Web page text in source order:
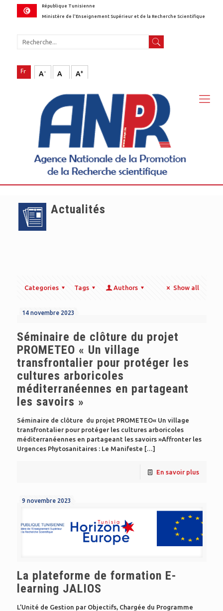
République Tunisienne
Ministère de l'Enseignement Supérieur et de la Recherche Scientifique
A- A A+
Actualités
Categories Tags Authors Show all
14 novembre 2023
Séminaire de clôture du projet
PROMETEO « Un village
transfrontalier pour protéger les
cultures arboricoles
méditerranéennes en partageant
les savoirs »
Séminaire de clôture du projet PROMETEO« Un village
transfrontalier pour protéger les cultures arboricoles
méditerranéennes en partageant les savoirs »Affronter les
Urgences Phytosanitaires : Le Manifeste […]
En savoir plus
9 novembre 2023
La plateforme de formation E-
learning JALIOS
L’Unité de Gestion par Objectifs, Chargée du Programme